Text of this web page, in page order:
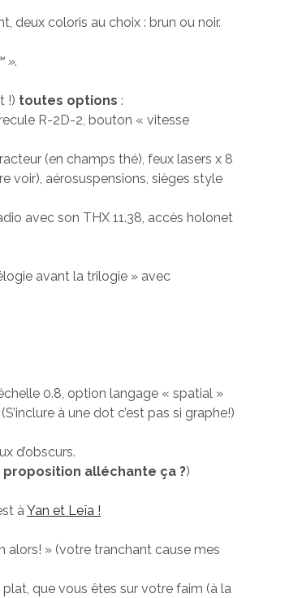
deux coloris au choix : brun ou noir.
».
!) toutes options :
recule R-2D-2, bouton « vitesse
(en champs thé), feux lasers x 8
voir), aérosuspensions, sièges style
avec son THX 11.38, accès holonet
avant la trilogie » avec
0.8, option langage « spatial »
à une dot c’est pas si graphe!)
d’obscurs.
proposition alléchante ça ?)
àYan et Leïa !
alors! » (votre tranchant cause mes
que vous êtes sur votre faim (à la